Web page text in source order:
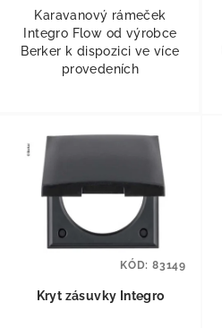
Karavanový rámeček
Integro Flow od výrobce
Berker k dispozici ve více
provedeních
Kryt zásuvky Integro
KÓD: 83149